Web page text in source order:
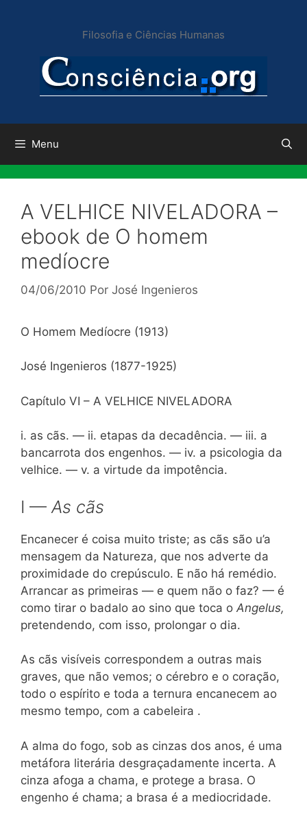
conteúdo
Filosofia e Ciências Humanas
Menu
A VELHICE NIVELADORA –
ebook de O homem
medíocre
04/06/2010 Por José Ingenieros
O Homem Medíocre (1913)
José Ingenieros (1877-1925)
Capítulo VI – A VELHICE NIVELADORA
i. as cãs. — ii. etapas da decadência. — iii. a
bancarrota dos engenhos. — iv. a psicologia da
velhice. — v. a virtude da impotência.
I — As cãs
Encanecer é coisa muito triste; as cãs são u’a
mensagem da Natureza, que nos adverte da
proximidade do crepúsculo. E não há remédio.
Arrancar as primeiras — e quem não o faz? — é
como tirar o badalo ao sino que toca o Angelus,
pretendendo, com isso, prolongar o dia.
As cãs visíveis correspondem a outras mais
graves, que não vemos; o cérebro e o coração,
todo o espírito e toda a ternura encanecem ao
mesmo tempo, com a cabeleira .
A alma do fogo, sob as cinzas dos anos, é uma
metáfora literária desgraçadamente incerta. A
cinza afoga a chama, e protege a brasa. O
engenho é chama; a brasa é a mediocridade.